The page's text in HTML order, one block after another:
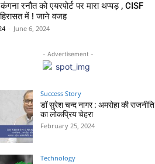
रनौत को एयरपोर्ट पर मारा थप्पड़ , CISF
में ! जाने वजह
- June 6, 2024
- Advertisement -
Success Story
डॉ सुरेश चन्द नागर : अमरोहा की राजनीति
का लोकप्रिय चेहरा
February 25, 2024
Technology